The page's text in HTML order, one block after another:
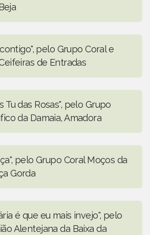
pelo Grupo Coral e
de Entradas
Tu das Rosas", pelo Grupo
da Damaia, Amadora
pelo Grupo Coral Moços da
Gorda
é que eu mais invejo", pelo
Alentejana da Baixa da